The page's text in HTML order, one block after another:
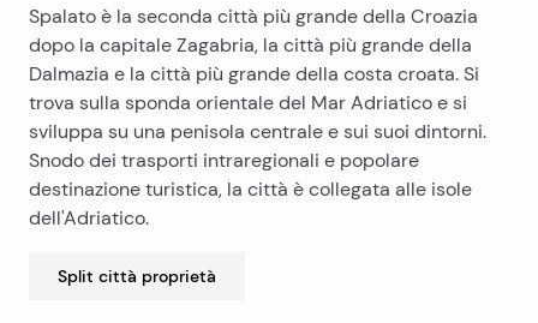
Spalato è la seconda città più grande della Croazia
dopo la capitale Zagabria, la città più grande della
Dalmazia e la città più grande della costa croata. Si
trova sulla sponda orientale del Mar Adriatico e si
sviluppa su una penisola centrale e sui suoi dintorni.
Snodo dei trasporti intraregionali e popolare
destinazione turistica, la città è collegata alle isole
dell'Adriatico.
Split città proprietà